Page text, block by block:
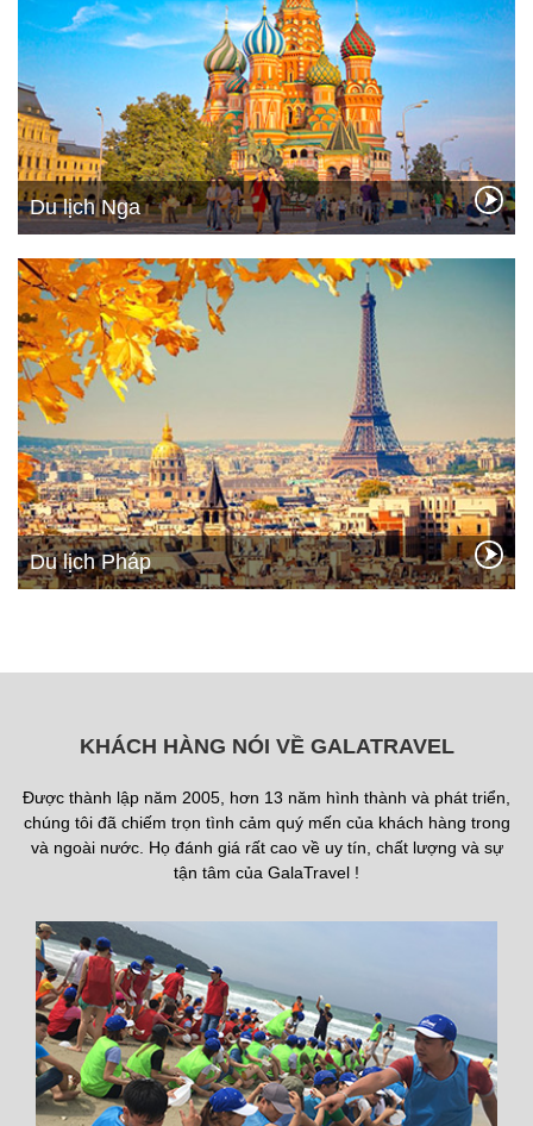
Du lịch Nga
Du lịch Pháp
KHÁCH HÀNG NÓI VỀ GALATRAVEL
Được thành lập năm 2005, hơn 13 năm hình thành và phát triển,
chúng tôi đã chiếm trọn tình cảm quý mến của khách hàng trong
và ngoài nước. Họ đánh giá rất cao về uy tín, chất lượng và sự
tận tâm của GalaTravel !